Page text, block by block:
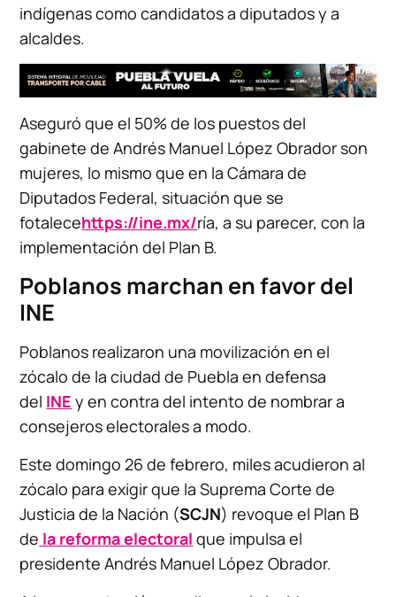
indígenas como candidatos a diputados y a
alcaldes.
Aseguró que el 50% de los puestos del
gabinete de Andrés Manuel López Obrador son
mujeres, lo mismo que en la Cámara de
Diputados Federal, situación que se
fotalecehttps://ine.mx/ría, a su parecer, con la
implementación del Plan B.
Poblanos marchan en favor del
INE
Poblanos realizaron una movilización en el
zócalo de la ciudad de Puebla en defensa
del INE y en contra del intento de nombrar a
consejeros electorales a modo.
Este domingo 26 de febrero, miles acudieron al
zócalo para exigir que la Suprema Corte de
Justicia de la Nación (SCJN) revoque el Plan B
de la reforma electoral que impulsa el
presidente Andrés Manuel López Obrador.